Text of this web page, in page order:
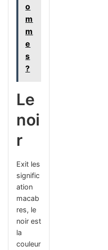
o
m
m
e
s
?
Le
noi
r
Exit les
signific
ation
macab
res, le
noir est
la
couleur